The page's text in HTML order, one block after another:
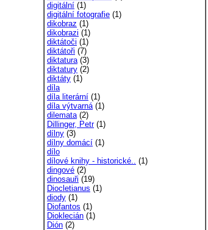
digitální (1)
digitální fotografie (1)
dikobraz (1)
dikobrazi (1)
diktátoči (1)
diktátoři (7)
diktatura(3)
diktatury (2)
diktáty (1)
díla
díla literární (1)
díla výtvarná(1)
dilemata(2)
Dillinger, Petr(1)
dílny (3)
dílny domácí (1)
dílo
dílové knihy - historické.. (1)
dingové (2)
dinosauři (19)
Diocletianus (1)
diody (1)
Diofantos (1)
Dioklecián (1)
Dión (2)